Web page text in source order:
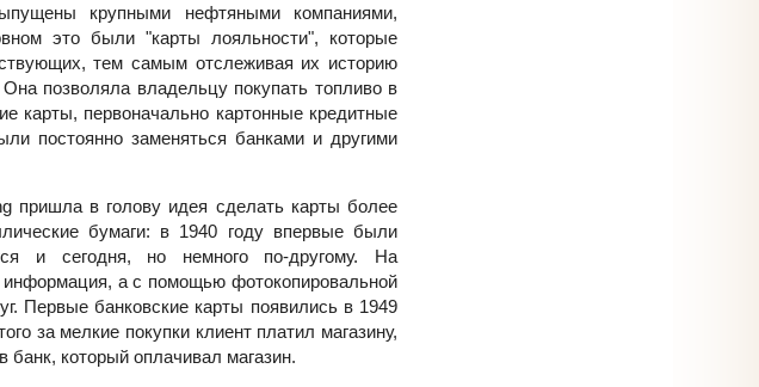
крупными нефтяными компаниями,
это были "карты лояльности", которые
тем самым отслеживая их историю
позволяла владельцу покупать топливо в
карты, первоначально картонные кредитные
постоянно заменяться банками и другими
пришла в голову идея сделать карты более
бумаги: в 1940 году впервые были
и сегодня, но немного по-другому. На
информация, а с помощью фотокопировальной
Первые банковские карты появились в 1949
за мелкие покупки клиент платил магазину,
банк, который оплачивал магазин.